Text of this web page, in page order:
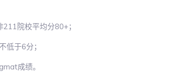
院校平均分80+；
低于6分；
成绩。